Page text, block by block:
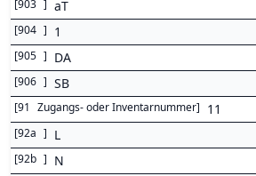
[903 ] aT
[904 ] 1
[905 ] DA
[906 ] SB
[91 Zugangs- oder Inventarnummer] 11
[92a ] L
[92b ] N